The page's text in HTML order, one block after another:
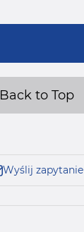
Back to Top
Wyślij zapytanie